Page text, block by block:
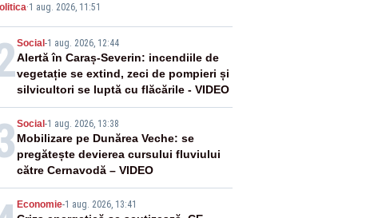
țară nu este o reușită pentru
Bolojan”
·1 aug. 2026, 11:51
Social-1 aug. 2026, 12:44
Alertă în Caraș-Severin: incendiile de
vegetație se extind, zeci de pompieri și
silvicultori se luptă cu flăcările - VIDEO
Social-1 aug. 2026, 13:38
Mobilizare pe Dunărea Veche: se
pregătește devierea cursului fluviului
către Cernavodă – VIDEO
Economie-1 aug. 2026, 13:41